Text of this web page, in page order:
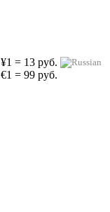
¥1 = 13 руб.
€1 = 99 руб.